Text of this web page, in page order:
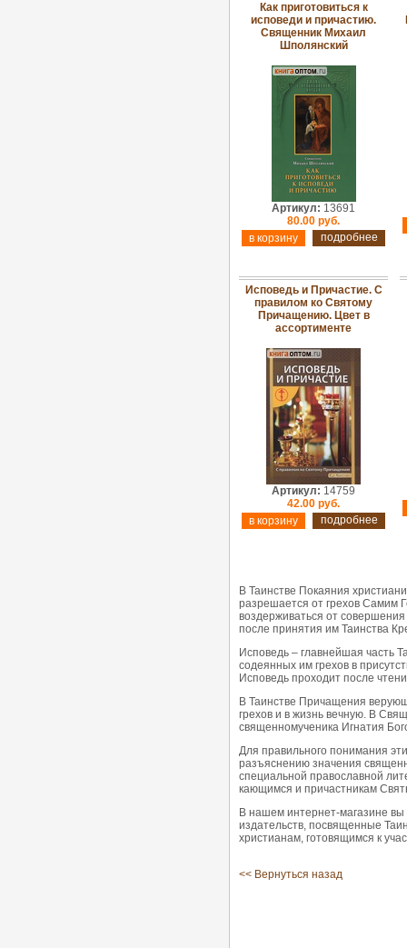
Как приготовиться к
исповеди и причастию.
Священник Михаил
Шполянский
Артикул: 13691
80.00 руб.
подробнее
Исповедь и Причастие. С
правилом ко Святому
Причащению. Цвет в
ассортименте
Артикул: 14759
42.00 руб.
подробнее
В Таинстве Покаяния
разрешается от грехов Самим
воздерживаться от
после принятия им Таинства
Исповедь – главнейшая часть
содеянных им грехов в
Исповедь проходит после
В Таинстве Причащения
грехов и в жизнь вечную. В
священномученика Игнатия
Для правильного понимания
разъяснению значения
специальной православной
кающимся и причастникам
В нашем интернет-магазине
издательств, посвященные
христианам, готовящимся к
<< Вернуться назад